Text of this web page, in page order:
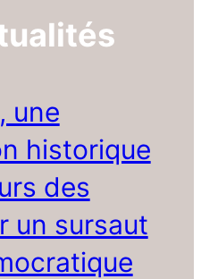
une
historique
des
un sursaut